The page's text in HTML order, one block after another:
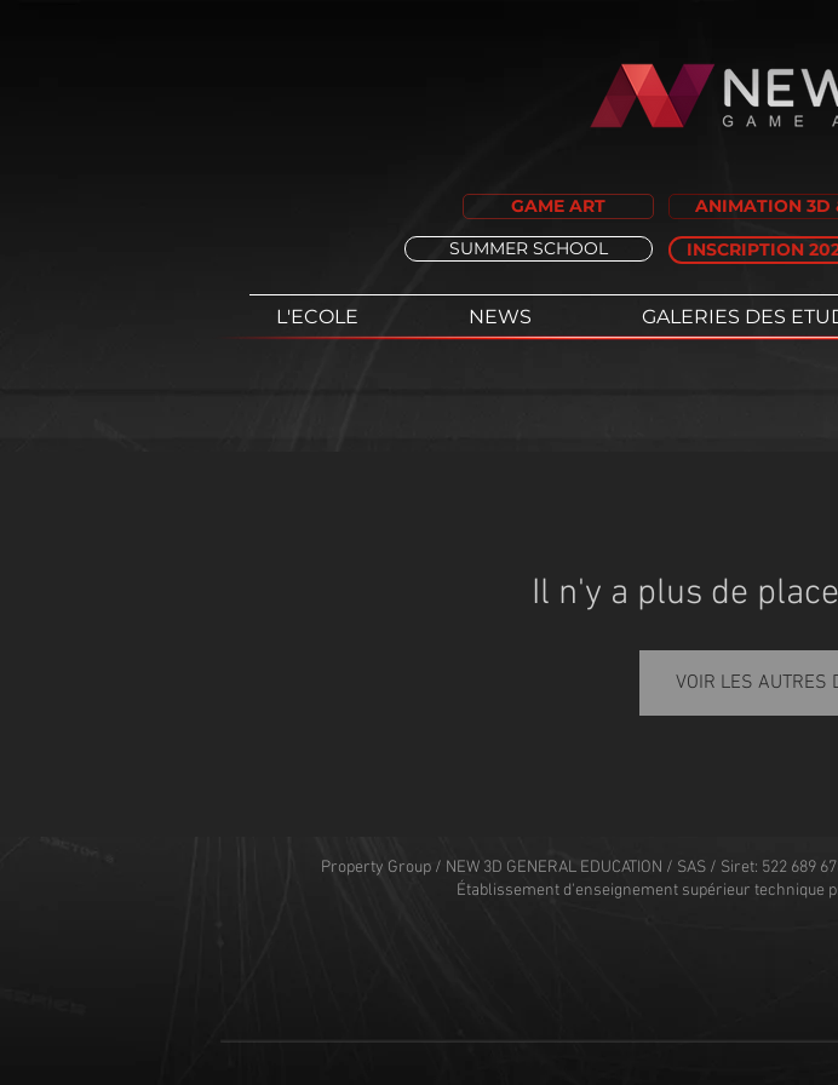
GAME ART
SUMMER SCHOOL
ANIMATION 3D
INSCRIPTION
L'ECOLE NEWS GALERIES DES
Il n'y a plus de
VOIR LES AUTRES
Property Group / NEW 3D GENERAL EDUCATION / SAS / Siret: 522 689
Établissement d'enseignement supérieur technique